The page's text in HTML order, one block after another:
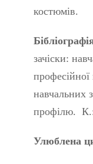
костюмів.
зачіски:
навчальних
профілю.
Улюблена